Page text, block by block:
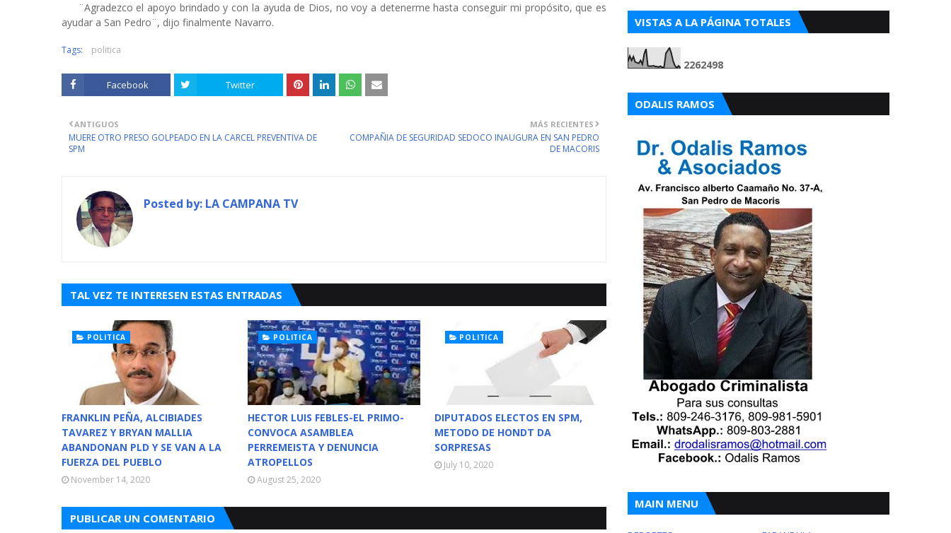
¨Agradezco el apoyo brindado y con la ayuda de Dios, no voy a detenerme hasta conseguir mi propósito, que es
ayudar a San Pedro¨, dijo finalmente Navarro.
Tags: politica
Facebook Twitter
MÁS RECIENTES
COMPAÑIA DE SEGURIDAD SEDOCO INAUGURA EN SAN PEDRO
DE MACORIS
ANTIGUOS
MUERE OTRO PRESO GOLPEADO EN LA CARCEL PREVENTIVA DE
SPM
Posted by: LA CAMPANA TV
TAL VEZ TE INTERESEN ESTAS ENTRADAS
POLITICA
FRANKLIN PEÑA, ALCIBIADES
TAVAREZ Y BRYAN MALLIA
ABANDONAN PLD Y SE VAN A LA
FUERZA DEL PUEBLO
November 14, 2020
POLITICA
HECTOR LUIS FEBLES-EL PRIMO-
CONVOCA ASAMBLEA
PERREMEISTA Y DENUNCIA
ATROPELLOS
August 25, 2020
POLITICA
DIPUTADOS ELECTOS EN SPM,
METODO DE HONDT DA
SORPRESAS
July 10, 2020
PUBLICAR UN COMENTARIO
VISTAS A LA PÁGINA TOTALES
2262498
ODALIS RAMOS
MAIN MENU